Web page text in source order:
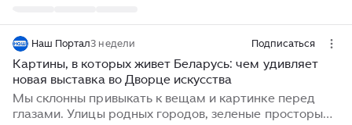
Наш Портал3 недели Подписаться
Картины, в которых живет Беларусь: чем удивляет
новая выставка во Дворце искусства
Мы склонны привыкать к вещам и картинке перед
глазами. Улицы родных городов, зеленые просторы